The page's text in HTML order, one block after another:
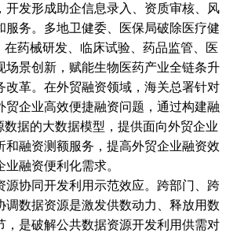
开发形成助企信息录入、资质审核、风
服务。多地卫健委、医保局破除医疗健
在药械研发、临床试验、药品监管、医
场景创新，赋能生物医药产业全链条升
改革。在外贸融资领域，海关总署针对
贸企业高效便捷融资问题，通过构建融
数据的大数据模型，提供面向外贸企业
和融资测额服务，提高外贸企业融资效
融资便利化需求。
协同开发利用示范效应。跨部门、跨
调数据资源是激发供数动力、释放用数
，是破解公共数据资源开发利用供需对